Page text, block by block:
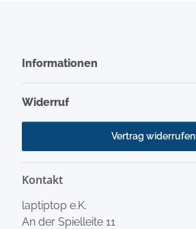
Informationen
Widerruf
Vertrag widerrufen
Kontakt
laptiptop e.K.
An der Spielleite 11